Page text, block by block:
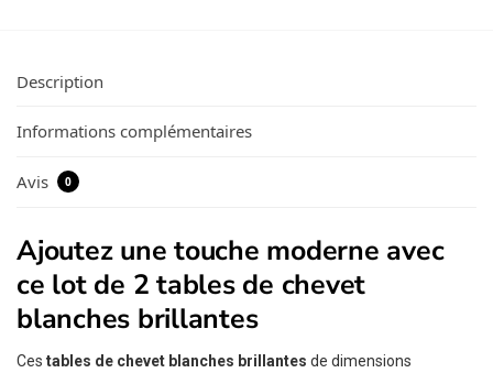
Description
Informations complémentaires
Avis 0
Ajoutez une touche moderne avec
ce lot de 2 tables de chevet
blanches brillantes
Ces tables de chevet blanches brillantes de dimensions